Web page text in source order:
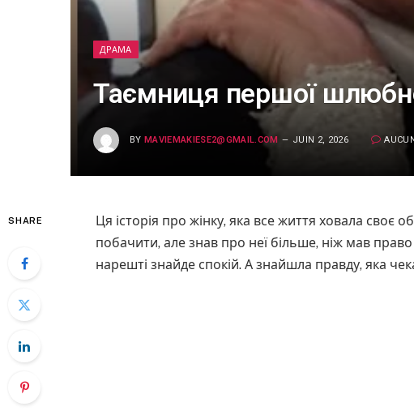
ДРАМА
Таємниця першої
BY MAVIEMAKIESE2@GMAIL.COM JUIN 2, 2026
SHARE
Ця історія про жінку, яка все життя ховала своє
побачити, але знав про неї більше, ніж мав
нарешті знайде спокій. А знайшла правду, яка